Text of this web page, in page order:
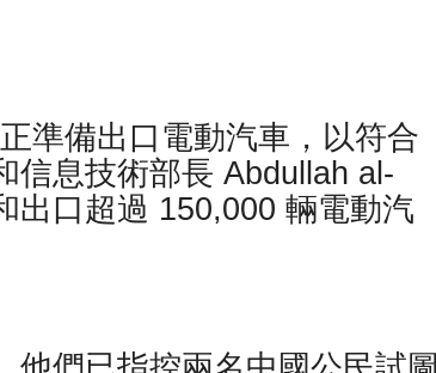
準備出口電動汽車，以符合
信息技術部長 Abdullah al-
出口超過 150,000 輛電動汽